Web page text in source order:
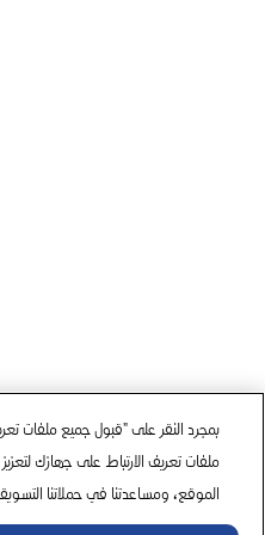
بمجرد النقر على "قبول جميع ملفات
ملفات تعريف الارتباط على جهازك
الموقع، ومساعدتنا في حملاتنا